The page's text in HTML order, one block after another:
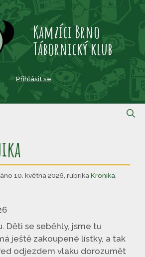
Kamzíci Brno
Tábornický klub
Přihlásit se
10. května 2026 rubrika Kronika
Děti se seběhly, jsme tu
ještě zakoupené lístky, a tak
odjezdem vlaku dorozumět